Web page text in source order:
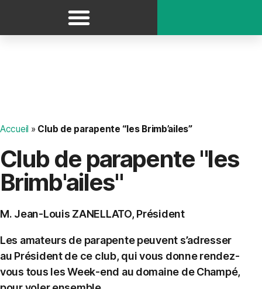
Accueil » Club de parapente “les Brimb’ailes”
Club de parapente "les
Brimb'ailes"
M. Jean-Louis ZANELLATO, Président
Les amateurs de parapente peuvent s’adresser
au Président de ce club, qui vous donne rendez-
vous tous les Week-end au domaine de Champé,